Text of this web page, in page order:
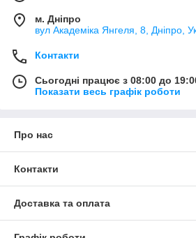
м. Дніпро
вул Академіка Янгеля, 8, Дніпро,
Контакти
Сьогодні працює з 08:00 до
Показати весь графік роботи
Про нас
Контакти
Доставка та оплата